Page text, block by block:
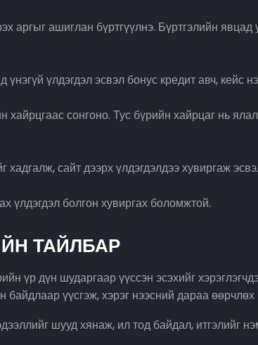
аргыг ашиглан бүртгүүлнэ. Бүртгэлийн
үнэгүй үлдэгдэл эсвэл бонус кредит авч,
сонгоно. Тус бүрийн хайрцаг нь
хадгалж, сайт дээрх үлдэгдэлдээ хувиргаж
үлдэгдэл болгон хувиргах боломжтой.
ТАЙЛБАР
үр дүн шударгаар үүссэн эсэхийг
үүсгэж, хэрэг нээсний дараа
шууд хянаж, ил тод байдал, итгэлийг